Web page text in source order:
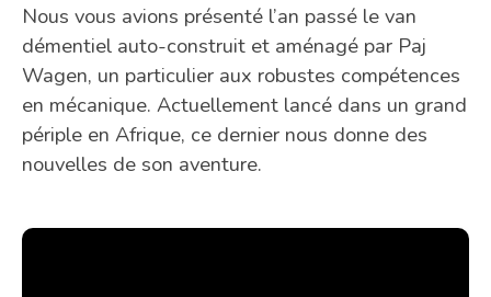
Nous vous avions présenté l’an passé le van
démentiel auto-construit et aménagé par Paj
Wagen, un particulier aux robustes compétences
en mécanique. Actuellement lancé dans un grand
périple en Afrique, ce dernier nous donne des
nouvelles de son aventure.